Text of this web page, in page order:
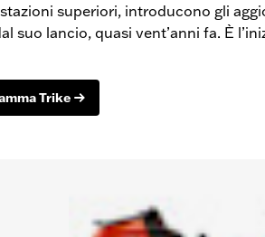
superiori, introducono gli
suo lancio, quasi vent’anni fa. È
Trike